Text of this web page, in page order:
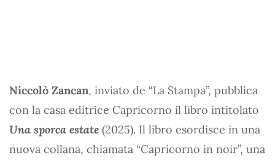
Niccolò Zancan, inviato de “La Stampa”, pubblica
con la casa editrice Capricorno il libro intitolato
Una sporca estate (2025). Il libro esordisce in una
nuova collana, chiamata “Capricorno in noir”, una